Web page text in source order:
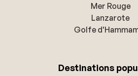
Mer Rouge
Lanzarote
Golfe
Destinations